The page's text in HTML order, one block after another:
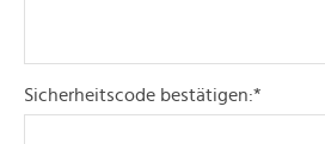
Sicherheitscode bestätigen:*